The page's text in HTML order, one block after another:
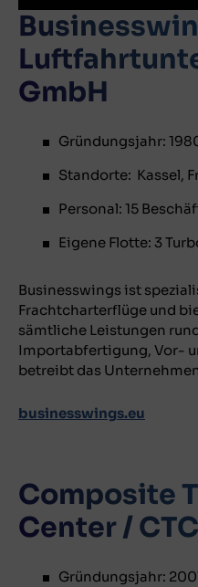
GmbH
Gründungsjahr:
Standorte: Kassel,
Personal: 15
Eigene Flotte: 3
Businesswings ist
Frachtcharterflüge und
sämtliche Leistungen
Importabfertigung, Vor-
betreibt das
businesswings.eu
Composite
Center /
Gründungsjahr: